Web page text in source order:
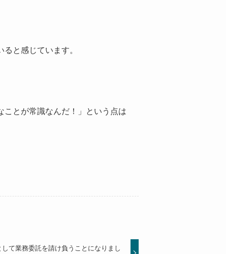
と感じています。
ことが常識なんだ！」という点は
て業務委託を請け負うことになりまし